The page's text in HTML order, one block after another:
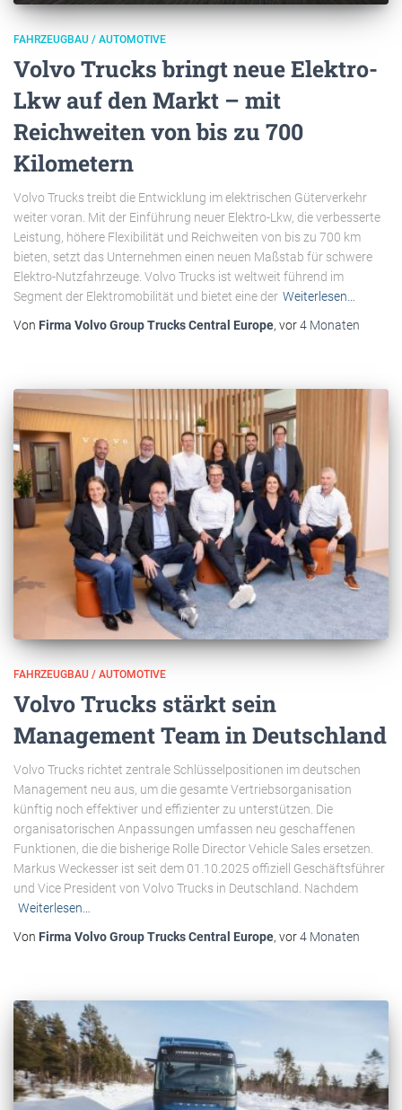
FAHRZEUGBAU / AUTOMOTIVE
Volvo Trucks bringt neue Elektro-
Lkw auf den Markt – mit
Reichweiten von bis zu 700
Kilometern
Volvo Trucks treibt die Entwicklung im elektrischen Güterverkehr
weiter voran. Mit der Einführung neuer Elektro-Lkw, die verbesserte
Leistung, höhere Flexibilität und Reichweiten von bis zu 700 km
bieten, setzt das Unternehmen einen neuen Maßstab für schwere
Elektro-Nutzfahrzeuge. Volvo Trucks ist weltweit führend im
Segment der Elektromobilität und bietet eine der Weiterlesen…
Von Firma Volvo Group Trucks Central Europe, vor4 Monaten
FAHRZEUGBAU / AUTOMOTIVE
Volvo Trucks stärkt sein
Management Team in Deutschland
Volvo Trucks richtet zentrale Schlüsselpositionen im deutschen
Management neu aus, um die gesamte Vertriebsorganisation
künftig noch effektiver und effizienter zu unterstützen. Die
organisatorischen Anpassungen umfassen neu geschaffenen
Funktionen, die die bisherige Rolle Director Vehicle Sales ersetzen.
Markus Weckesser ist seit dem 01.10.2025 offiziell Geschäftsführer
und Vice President von Volvo Trucks in Deutschland. Nachdem
Weiterlesen…
Von Firma Volvo Group Trucks Central Europe, vor4 Monaten